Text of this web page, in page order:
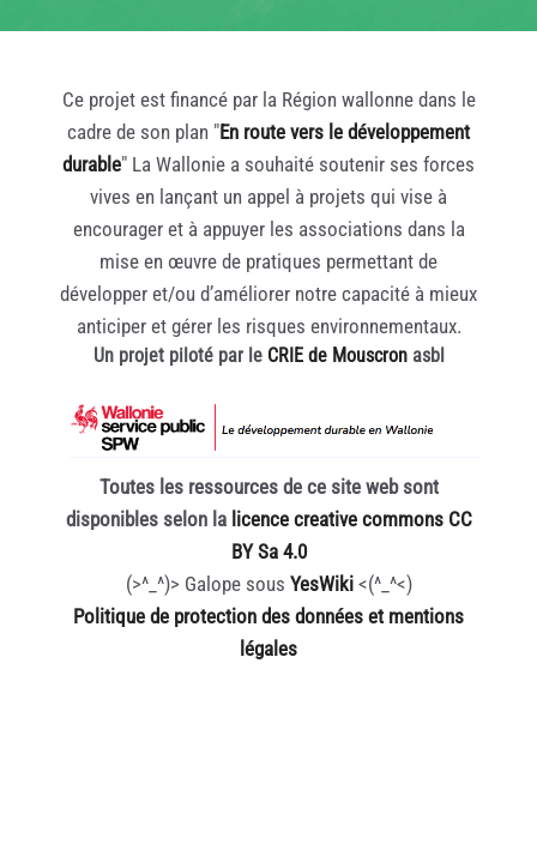
Ce projet est financé par la Région wallonne dans le
cadre de son plan "En route vers le développement
durable" La Wallonie a souhaité soutenir ses forces
vives en lançant un appel à projets qui vise à
encourager et à appuyer les associations dans la
mise en œuvre de pratiques permettant de
développer et/ou d’améliorer notre capacité à mieux
anticiper et gérer les risques environnementaux.
Un projet piloté par le CRIE de Mouscronasbl
Toutes les ressources de ce site web sont
disponibles selon la licence creative commons CC
BY Sa 4.0
(>^_^)> Galope sous YesWiki<(^_^<)
Politique de protection des données et mentions
légales